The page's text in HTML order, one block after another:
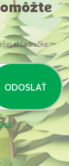
chladničke.
ODOSLAŤ